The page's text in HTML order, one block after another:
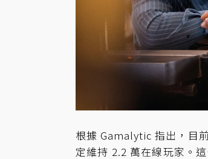
根據 Gamalytic 指出，目
定維持 2.2 萬在線玩家。